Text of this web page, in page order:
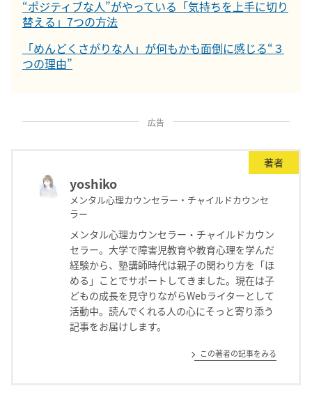
“ポジティブな人”がやっている「気持ちを上手に切り
替える」7つの方法
「めんどくさがりな人」が何もかも面倒に感じる“３
つの理由”
広告
著者
yoshiko
メンタル心理カウンセラー・チャイルドカウンセ
ラー
メンタル心理カウンセラー・チャイルドカウン
セラー。大学で障害児教育や教育心理を学んだ
経験から、塾講師時代は親子の関わり方を「ほ
める」ことでサポートしてきました。現在は子
どもの成長を見守りながらWebライターとして
活動中。読んでくれる人の心にそっと寄り添う
記事をお届けします。
この著者の記事をみる